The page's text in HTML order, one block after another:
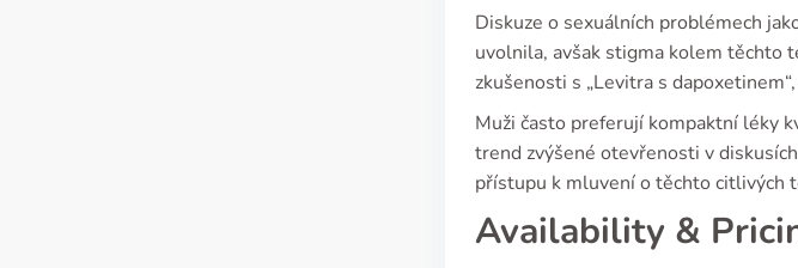
Diskuze o sexuálních problémech
uvolnila, avšak stigma kolem těchto
zkušenosti s „Levitra s
Muži často preferují kompaktní léky
trend zvýšené otevřenosti v
přístupu k mluvení o těchto citlivých
Availability &